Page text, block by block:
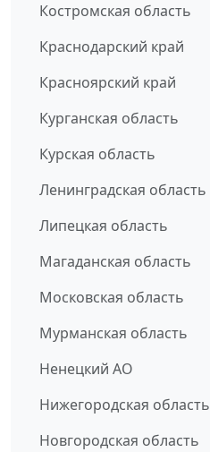
Костромская область
Краснодарский край
Красноярский край
Курганская область
Курская область
Ленинградская область
Липецкая область
Магаданская область
Московская область
Мурманская область
Ненецкий АО
Нижегородская область
Новгородская область